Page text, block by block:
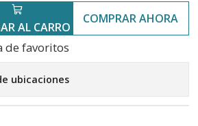
AL CARRO
COMPRAR AHORA
de favoritos
ubicaciones